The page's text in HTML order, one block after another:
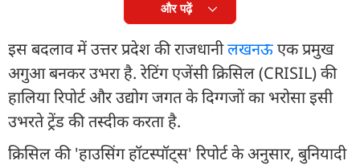
और पढ़ें
इस बदलाव में उत्तर प्रदेश की राजधानीलखनऊएक प्रमुख
अगुआ बनकर उभरा है. रेटिंग एजेंसी क्रिसिल (CRISIL) की
हालिया रिपोर्ट और उद्योग जगत के दिग्गजों का भरोसा इसी
उभरते ट्रेंड की तस्दीक करता है.
क्रिसिल की 'हाउसिंग हॉटस्पॉट्स' रिपोर्ट के अनुसार, बुनियादी